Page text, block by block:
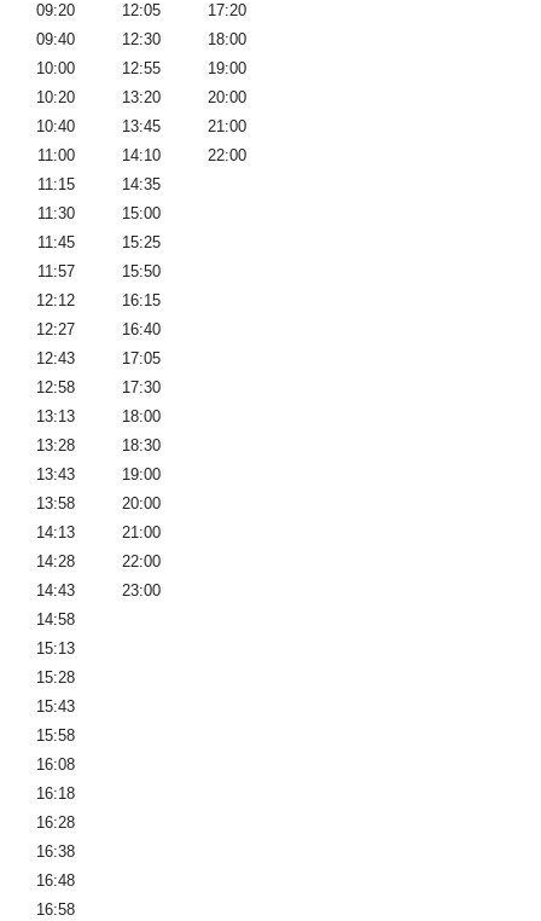
09:20
12:05
17:20
09:40
12:30
18:00
10:00
12:55
19:00
10:20
13:20
20:00
10:40
13:45
21:00
11:00
14:10
22:00
11:15
14:35
11:30
15:00
11:45
15:25
11:57
15:50
12:12
16:15
12:27
16:40
12:43
17:05
12:58
17:30
13:13
18:00
13:28
18:30
13:43
19:00
13:58
20:00
14:13
21:00
14:28
22:00
14:43
23:00
14:58
15:13
15:28
15:43
15:58
16:08
16:18
16:28
16:38
16:48
16:58